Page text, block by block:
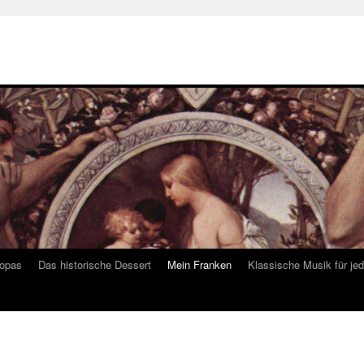
Das historische Dessert Mein Franken Klassische Musik für